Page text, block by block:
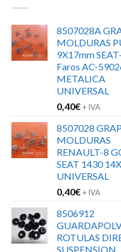
8507028A
MOLDURAS
9X17mm
Faros AC-
METALICA
UNIVERSAL
0,40€+ IVA
8507028
MOLDURAS
RENAULT-8
SEAT 1430
UNIVERSAL
0,40€+ IVA
8506912
ROTULAS
SUSPENSION